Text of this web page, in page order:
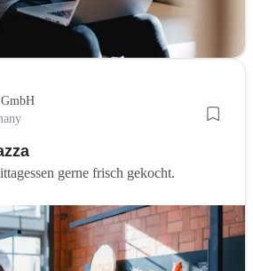
gerne frisch gekocht.